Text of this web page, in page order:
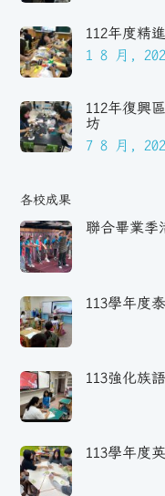
112年度精
1 8 月,
112年復興
坊
7 8 月,
各校成果
聯合畢業季
113學年度
113強化族
113學年度